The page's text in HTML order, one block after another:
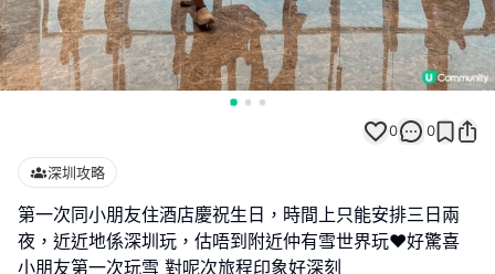
0 0
深圳攻略
第一次同小朋友住酒店慶祝生日，時間上只能安排三日兩
夜，近近地係深圳玩，估唔到附近仲有雪世界玩❤️好驚喜